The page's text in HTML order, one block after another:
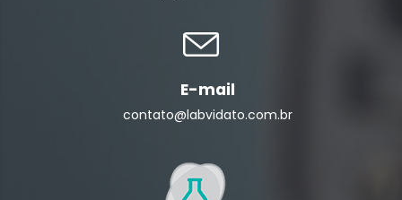
E-mail
contato@labvidato.com.br